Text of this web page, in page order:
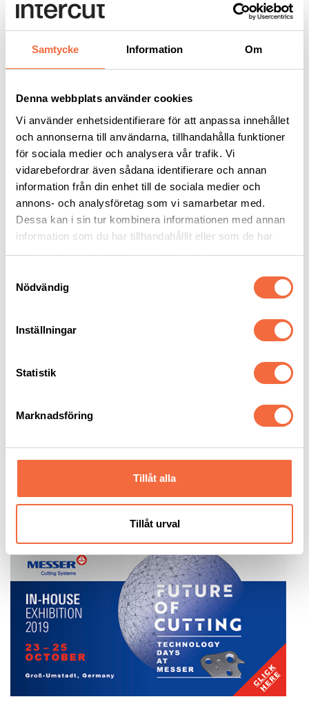
Samtycke Information Om
Denna webbplats använder cookies
Vi använder enhetsidentifierare för att anpassa innehållet
och annonserna till användarna, tillhandahålla funktioner
för sociala medier och analysera vår trafik. Vi
vidarebefordrar även sådana identifierare och annan
information från din enhet till de sociala medier och
annons- och analysföretag som vi samarbetar med.
Dessa kan i sin tur kombinera informationen med annan
information som du har tillhandahållit eller som de har
samlat in när du har använt deras tjänster.
Nödvändig
Inställningar
Statistik
Marknadsföring
Tillåt alla
Tillåt urval
med kunniga talare och praktiska demonstrationer, live.
Resa och boende:
Torsdag den24 oktober
väljer Du Flyg – Frankfurt Airport därefter transport
från flygplatsen till Hotell.
Fredag den 25 oktober
Efter frukost transport till Messerfarbiken i Gross
Umstadt. Program Messer Open Days.
Fredag den 25 oktober är speciellt anpassad för oss i
Skandinavien.
Lördag den 26 oktober
Hemresa efter frukost med transport från Hotell till
För mer Information om Messer Open Days:
+46 706 84 10 30